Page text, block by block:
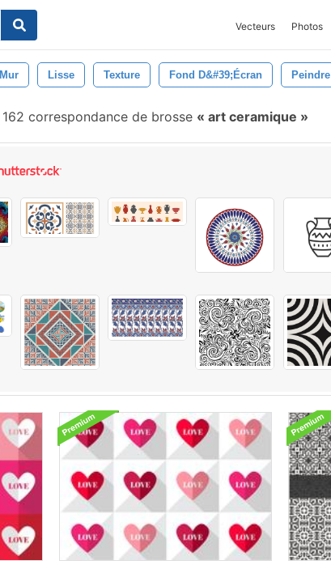
Vecteurs Photos
Mur Lisse Texture Fond D&#39;écran Peindre
162 correspondance de brosse art ceramique